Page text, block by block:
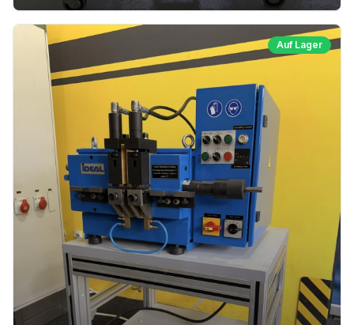
Auf Lager